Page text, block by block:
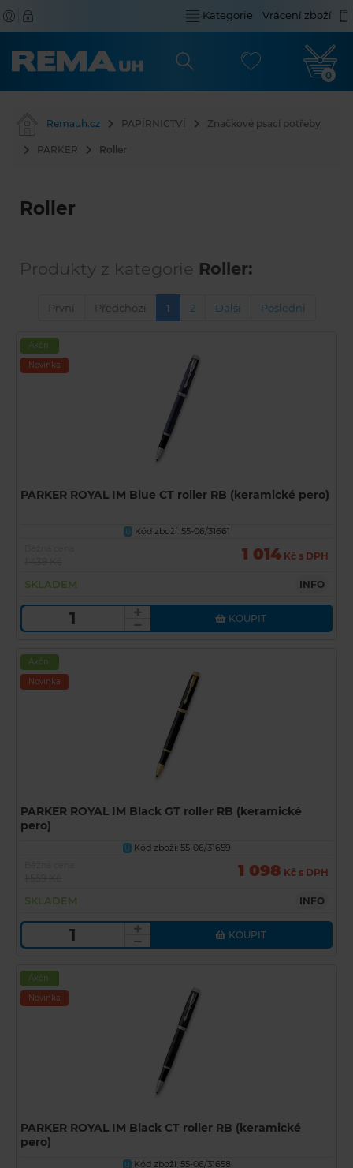
Kategorie Vrácení zboží
0
Remauh.cz PAPÍRNICTVÍ Značkové psací potřeby
PARKER Roller
Roller
Produkty z kategorie Roller:
První Předchozí 1 2 Další Poslední
Akční
Novinka
PARKER ROYAL IM Blue CT roller RB (keramické pero)
U Kód zboží: 55-06/31661
1 014 Kč s DPH
SKLADEM INFO
KOUPIT
Akční
Novinka
PARKER ROYAL IM Black GT roller RB (keramické
pero)
U Kód zboží: 55-06/31659
1 098 Kč s DPH
SKLADEM INFO
KOUPIT
Akční
Novinka
PARKER ROYAL IM Black CT roller RB (keramické
pero)
U Kód zboží: 55-06/31658